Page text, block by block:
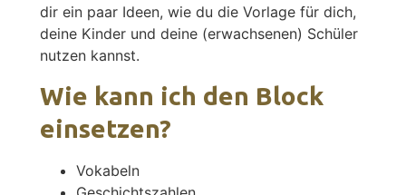
dir ein paar Ideen, wie du die Vorlage für dich,
deine Kinder und deine (erwachsenen) Schüler
nutzen kannst.
Wie kann ich den Block
einsetzen?
Vokabeln